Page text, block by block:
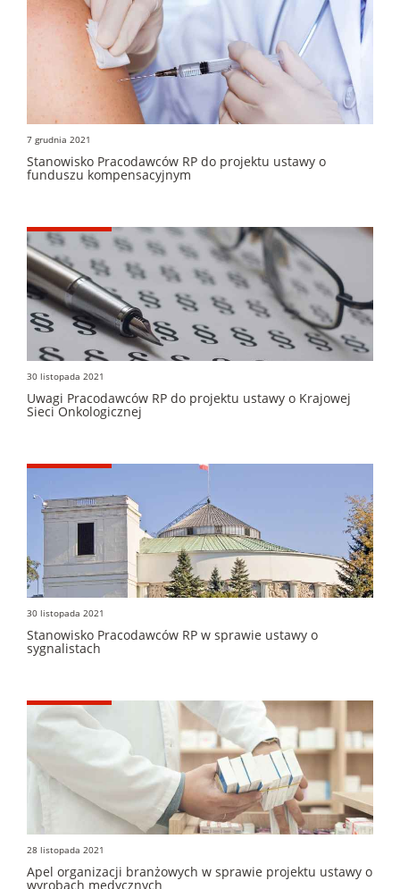
7 grudnia 2021
Stanowisko Pracodawców RP do projektu ustawy o
funduszu kompensacyjnym
30 listopada 2021
Uwagi Pracodawców RP do projektu ustawy o Krajowej
Sieci Onkologicznej
30 listopada 2021
Stanowisko Pracodawców RP w sprawie ustawy o
sygnalistach
28 listopada 2021
Apel organizacji branżowych w sprawie projektu ustawy o
wyrobach medycznych